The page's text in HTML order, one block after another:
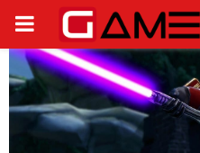
PRIMARY
MENU